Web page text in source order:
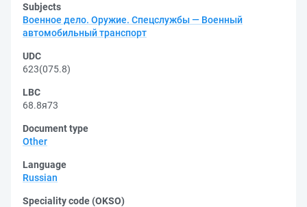
Subjects
Военное дело. Оружие. Спецслужбы — Военный
автомобильный транспорт
UDC
623(075.8)
LBC
68.8я73
Document type
Other
Language
Russian
Speciality code (OKSO)